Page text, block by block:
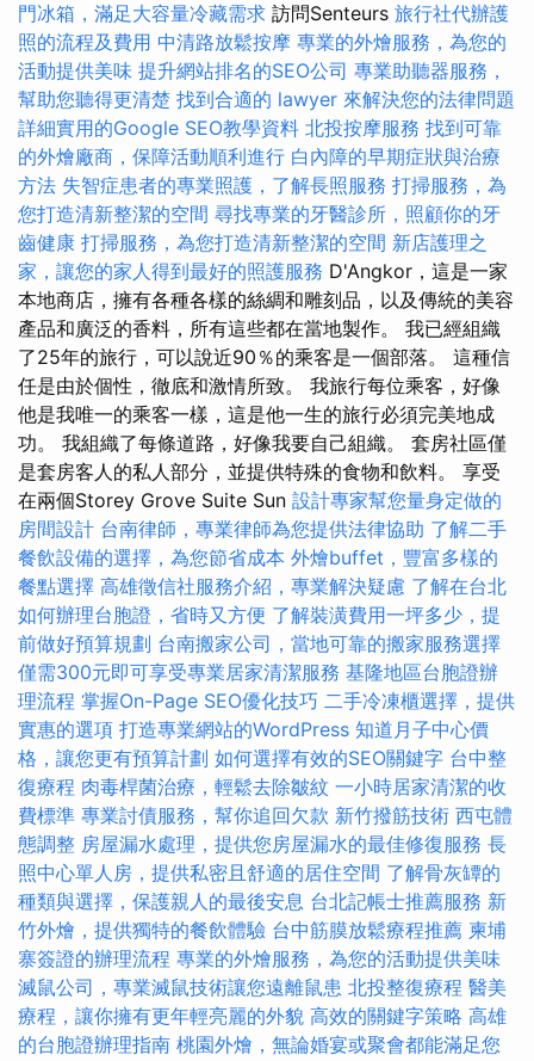
門冰箱，滿足大容量冷藏需求 訪問Senteurs 旅行社代辦護
照的流程及費用 中清路放鬆按摩 專業的外燴服務，為您的
活動提供美味 提升網站排名的SEO公司 專業助聽器服務，
幫助您聽得更清楚 找到合適的 lawyer 來解決您的法律問題
詳細實用的Google SEO教學資料 北投按摩服務 找到可靠
的外燴廠商，保障活動順利進行 白內障的早期症狀與治療
方法 失智症患者的專業照護，了解長照服務 打掃服務，為
您打造清新整潔的空間 尋找專業的牙醫診所，照顧你的牙
齒健康 打掃服務，為您打造清新整潔的空間 新店護理之
家，讓您的家人得到最好的照護服務 D'Angkor，這是一家
本地商店，擁有各種各樣的絲綢和雕刻品，以及傳統的美容
產品和廣泛的香料，所有這些都在當地製作。 我已經組織
了25年的旅行，可以說近90％的乘客是一個部落。 這種信
任是由於個性，徹底和激情所致。 我旅行每位乘客，好像
他是我唯一的乘客一樣，這是他一生的旅行必須完美地成
功。 我組織了每條道路，好像我要自己組織。 套房社區僅
是套房客人的私人部分，並提供特殊的食物和飲料。 享受
在兩個Storey Grove Suite Sun 設計專家幫您量身定做的
房間設計 台南律師，專業律師為您提供法律協助 了解二手
餐飲設備的選擇，為您節省成本 外燴buffet，豐富多樣的
餐點選擇 高雄徵信社服務介紹，專業解決疑慮 了解在台北
如何辦理台胞證，省時又方便 了解裝潢費用一坪多少，提
前做好預算規劃 台南搬家公司，當地可靠的搬家服務選擇
僅需300元即可享受專業居家清潔服務 基隆地區台胞證辦
理流程 掌握On-Page SEO優化技巧 二手冷凍櫃選擇，提供
實惠的選項 打造專業網站的WordPress 知道月子中心價
格，讓您更有預算計劃 如何選擇有效的SEO關鍵字 台中整
復療程 肉毒桿菌治療，輕鬆去除皺紋 一小時居家清潔的收
費標準 專業討債服務，幫你追回欠款 新竹撥筋技術 西屯體
態調整 房屋漏水處理，提供您房屋漏水的最佳修復服務 長
照中心單人房，提供私密且舒適的居住空間 了解骨灰罈的
種類與選擇，保護親人的最後安息 台北記帳士推薦服務 新
竹外燴，提供獨特的餐飲體驗 台中筋膜放鬆療程推薦 柬埔
寨簽證的辦理流程 專業的外燴服務，為您的活動提供美味
滅鼠公司，專業滅鼠技術讓您遠離鼠患 北投整復療程 醫美
療程，讓你擁有更年輕亮麗的外貌 高效的關鍵字策略 高雄
的台胞證辦理指南 桃園外燴，無論婚宴或聚會都能滿足您